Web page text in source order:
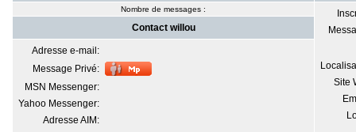
Nombre de messages :
Site
Contact willou
Adresse e-mail:
Message Privé:
MSN Messenger:
Yahoo Messenger:
Adresse AIM: